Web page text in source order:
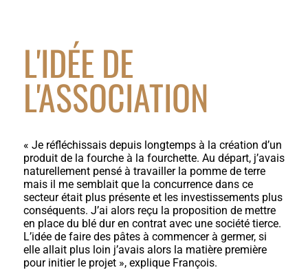
L'IDÉE DE
L'ASSOCIATION
« Je réfléchissais depuis longtemps à la création d’un
produit de la fourche à la fourchette. Au départ, j’avais
naturellement pensé à travailler la pomme de terre
mais il me semblait que la concurrence dans ce
secteur était plus présente et les investissements plus
conséquents. J’ai alors reçu la proposition de mettre
en place du blé dur en contrat avec une société tierce.
L’idée de faire des pâtes à commencer à germer, si
elle allait plus loin j’avais alors la matière première
pour initier le projet », explique François.